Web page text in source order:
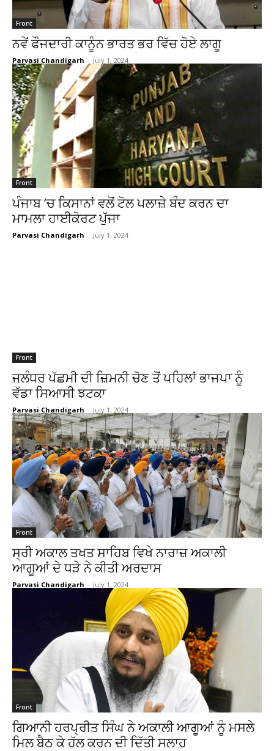
Front
ਨਵੇਂ ਫੌਜਦਾਰੀ ਕਾਨੂੰਨ ਭਾਰਤ ਭਰ ਵਿੱਚ ਹੋਏ ਲਾਗੂ
Parvasi Chandigarh - July 1, 2024
Front
ਪੰਜਾਬ ’ਚ ਕਿਸਾਨਾਂ ਵਲੋਂ ਟੋਲ ਪਲਾਜ਼ੇ ਬੰਦ ਕਰਨ ਦਾ
ਮਾਮਲਾ ਹਾਈਕੋਰਟ ਪੁੱਜਾ
Parvasi Chandigarh - July 1, 2024
Front
ਜਲੰਧਰ ਪੱਛਮੀ ਦੀ ਜ਼ਿਮਨੀ ਚੋਣ ਤੋਂ ਪਹਿਲਾਂ ਭਾਜਪਾ ਨੂੰ
ਵੱਡਾ ਸਿਆਸੀ ਝਟਕਾ
Parvasi Chandigarh - July 1, 2024
Front
ਸ੍ਰੀ ਅਕਾਲ ਤਖਤ ਸਾਹਿਬ ਵਿਖੇ ਨਾਰਾਜ਼ ਅਕਾਲੀ
ਆਗੂਆਂ ਦੇ ਧੜੇ ਨੇ ਕੀਤੀ ਅਰਦਾਸ
Parvasi Chandigarh - July 1, 2024
Front
ਗਿਆਨੀ ਹਰਪ੍ਰੀਤ ਸਿੰਘ ਨੇ ਅਕਾਲੀ ਆਗੂਆਂ ਨੂੰ ਮਸਲੇ
ਮਿਲ ਬੈਠ ਕੇ ਹੱਲ ਕਰਨ ਦੀ ਦਿੱਤੀ ਸਲਾਹ